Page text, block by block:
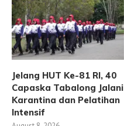
Jelang HUT Ke-81 RI, 40
Capaska Tabalong Jalani
Karantina dan Pelatihan
Intensif